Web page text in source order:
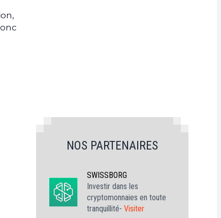
NOS PARTENAIRES
SWISSBORG
Investir dans les
cryptomonnaies en toute
tranquillité- Visiter